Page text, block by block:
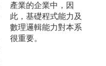
產業的企業中，因
此，基礎程式能力及
數理邏輯能力對本系
很重要。